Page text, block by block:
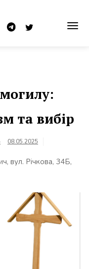
та вибір
08.05.2025
вул. Річкова, 34Б,